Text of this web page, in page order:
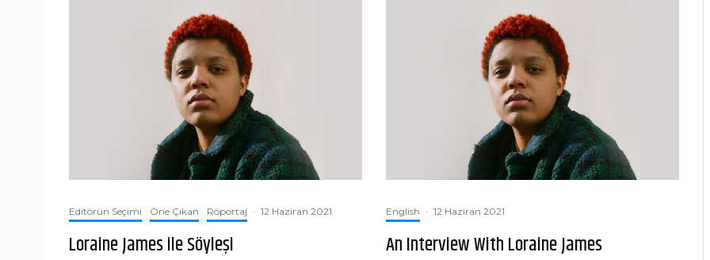
Editörün Seçimi Öne Çıkan Röportaj · 12 Haziran 2021
Loraine James ile Söyleşi
English · 12 Haziran 2021
An Interview With Loraine James